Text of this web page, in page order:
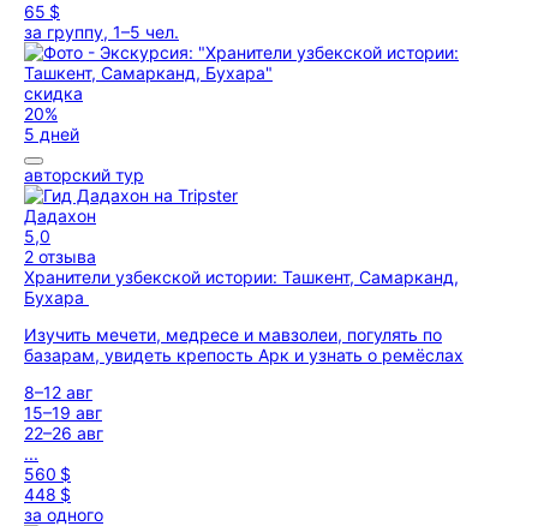
65 $
за группу, 1–5 чел.
скидка
20%
5 дней
авторский тур
Дадахон
5,0
2 отзыва
Хранители узбекской истории: Ташкент, Самарканд,
Бухара
Изучить мечети, медресе и мавзолеи, погулять по
базарам, увидеть крепость Арк и узнать о ремёслах
8–12 авг
15–19 авг
22–26 авг
...
560 $
448 $
за одного